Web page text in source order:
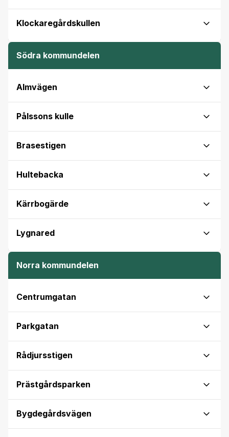
Klockaregårdskullen
Södra kommundelen
Almvägen
Pålssons kulle
Brasestigen
Hultebacka
Kärrbogärde
Lygnared
Norra kommundelen
Centrumgatan
Parkgatan
Rådjursstigen
Prästgårdsparken
Bygdegårdsvägen